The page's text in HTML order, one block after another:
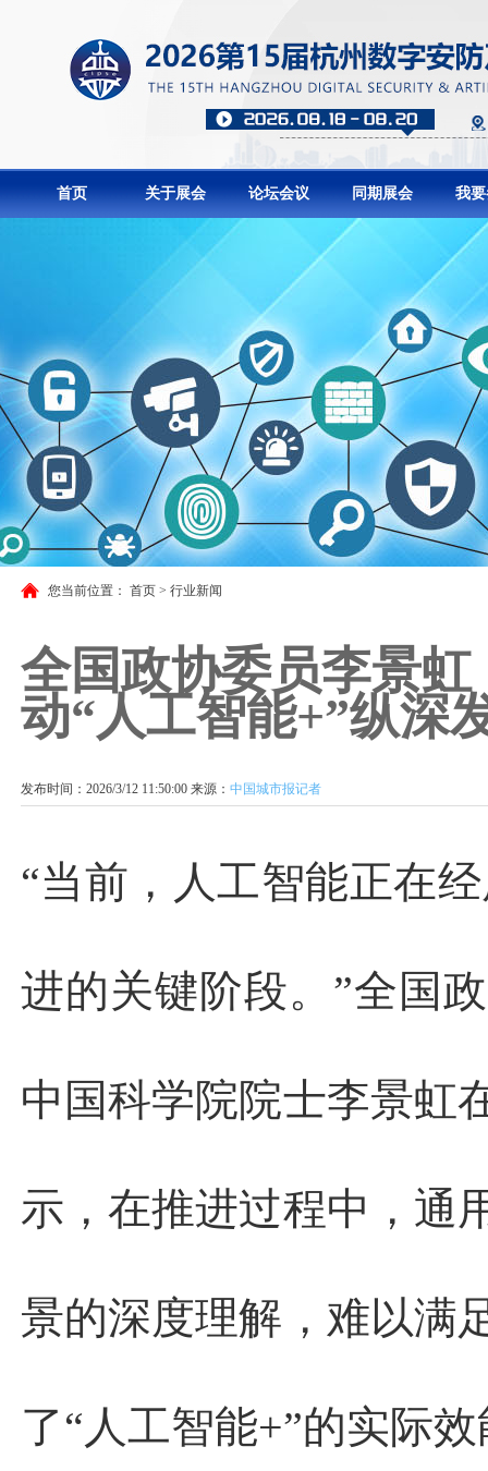
首页 关于展会 论坛会议 同期展会 我
您当前位置： 首页 > 行业新闻
全国政协委员李景
动“人工智能+”纵深
发布时间：2026/3/12 11:50:00 来源： 中国城市报记者
“当前，人工智能正在
进的关键阶段。”全国
中国科学院院士李景虹
示，在推进过程中，通
景的深度理解，难以满
了“人工智能+”的实际